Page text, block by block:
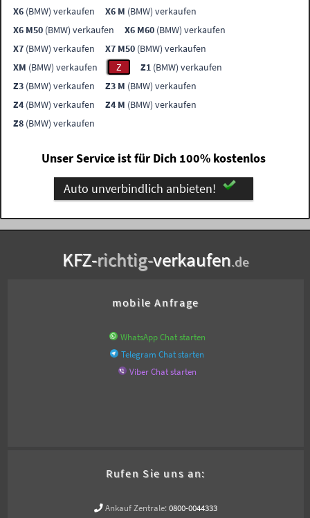
X6 (BMW) verkaufen X6 M (BMW) verkaufen
X6 M50 (BMW) verkaufen X6 M60 (BMW) verkaufen
X7 (BMW) verkaufen X7 M50 (BMW) verkaufen
XM (BMW) verkaufen Z Z1 (BMW) verkaufen
Z3 (BMW) verkaufen Z3 M (BMW) verkaufen
Z4 (BMW) verkaufen Z4 M (BMW) verkaufen
Z8 (BMW) verkaufen
Unser Service ist für Dich 100% kostenlos
Auto unverbindlich anbieten!
KFZ-richtig-verkaufen.de
mobile Anfrage
WhatsApp Chat starten
Telegram Chat starten
Viber Chat starten
Rufen Sie uns an:
Ankauf Zentrale: 0800-0044333